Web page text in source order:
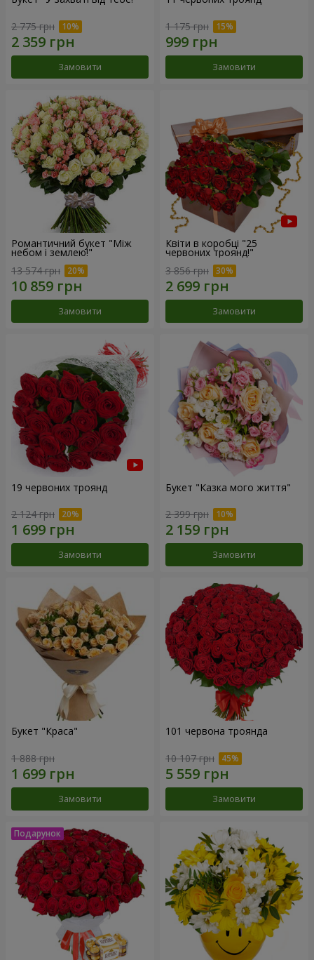
2 775 грн
Замовити
1 175 грн
Замовити
Романтичний букет "Між
небом і землею!"
13 574 грн
Замовити
Квіти в коробці "25
червоних троянд!"
3 856 грн
Замовити
19 червоних троянд
2 124 грн
Замовити
Букет "Казка мого життя"
2 399 грн
Замовити
Букет "Краса"
1 888 грн
Замовити
101 червона троянда
10 107 грн
Замовити